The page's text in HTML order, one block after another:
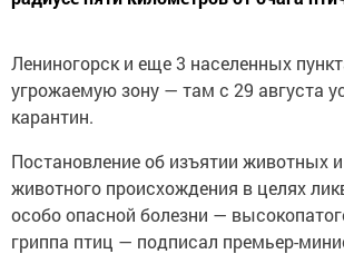
Лениногорск и еще 3 населенных
угрожаемую зону — там с 29 августа
карантин.
Постановление об изъятии животных
животного происхождения в целях
особо опасной болезни —
гриппа птиц — подписал премьер-